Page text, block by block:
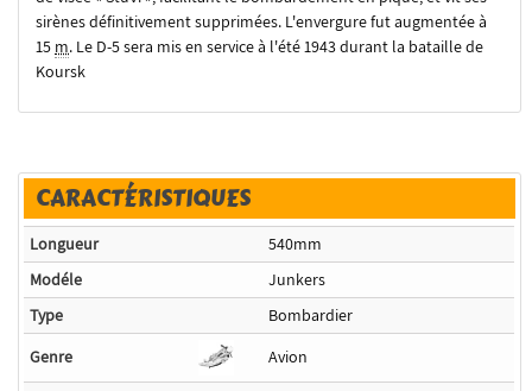
sirènes définitivement supprimées. L'envergure fut augmentée à
15 m. Le D-5 sera mis en service à l'été 1943 durant la bataille de
Koursk
CARACTÉRISTIQUES
Longueur
540mm
Modéle
Junkers
Type
Bombardier
Genre
Avion